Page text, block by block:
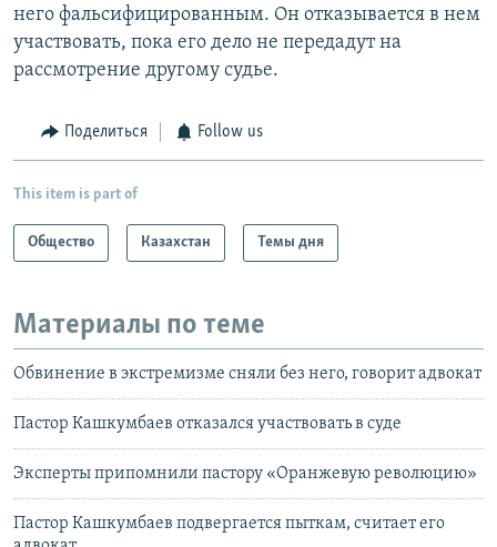
него фальсифицированным. Он отказывается в нем
участвовать, пока его дело не передадут на
рассмотрение другому судье.
Поделиться Follow us
This item is part of
Общество Казахстан Темы дня
Материалы по теме
Обвинение в экстремизме сняли без него, говорит адвокат
Пастор Кашкумбаев отказался участвовать в суде
Эксперты припомнили пастору «Оранжевую революцию»
Пастор Кашкумбаев подвергается пыткам, считает его